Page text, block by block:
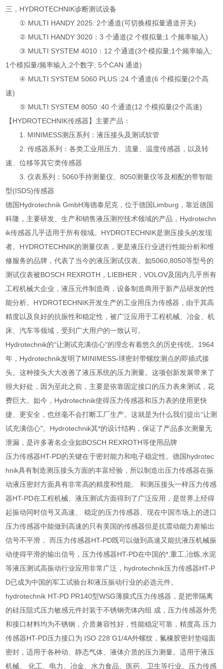
三，HYDROTECHNIK诊断测试设备
① MULTI HANDY 2025: 2个通道(可切换模拟量通道开关)
② MULTI HANDY 3020：3 个通道(2 个模拟量;1 个频率输入)
③ MULTI SYSTEM 4010：12 个通道(3个模拟量;1个频率输入;
1个模拟量/频率输入;2个数字; 5个CAN 通道)
④ MULTI SYSTEM 5060 PLUS :24 个通道(6 个模拟量(2个高
速)
⑤ MULTI SYSTEM 8050 :40 个通道(12 个模拟量(2个高速)
【HYDROTECHNIK传感器】主要产品：
1. MINIMESS测压系列：液压接头及测试软管
2. 传感器系列：各类工业用压力、流量、温度传感器，以及转
速、位移等其它类传感器
3. 仪表系列：5060手持测量仪、8050测量仪等及相配的带智能
型(ISDS)传感器
德国Hydrotechnik GmbH海德泰尼克，位于德国Limburg，靠近德国
科隆，主要研发、生产和销售液压测控技术领域的产品，Hydrotechn
ik传感器几乎适用于所有领域。HYDROTECHNIK是测压接头的发现
者。HYDROTECHNIK的测量仪表，更是液压行业进行性能分析和维
修服务的品牌，代表了当今的液压测试仪表。如5060,8050等型号的
测试仪表被BOSCH REXROTH，LIEBHER，VOLOV及国内几乎所有
工程机械大企业，液压元件制造商，设备制造商用于新产品研发的性
能分析。HYDROTECHNIK开发生产的工业用压力传感器，由于其高
精度以及良好的抗振性和稳定性，被广泛应用于工程机械、冶金、机
床、汽车等领域，受到广大用户的一致认可。
Hydrotechnik的“让测试充满信心"的理念有着悠久的历史传统。1964
年，Hydrotechnik发明了MINIMESS-球密封带螺纹测点的即插式接
头。这种接头大大改善了液压系统的压力测量。这项创新发展带来了
很大好处，因为至此之前，主要是依靠固定接口的压力表来测试，花
费巨大。如今，Hydrotechnik使得压力传感器和压力表的使用更快
捷、更安全，也丝毫不会打断工厂生产。这就是为什么我们提出“让测
试充满信心"。Hydrotechnik其*的设计结构，保证了产品多次测量无
泄漏，是许多著名企业如BOSCH REXROTH等使用品牌
压力传感器HT-PD的关键在于密封能力和电子稳定性。德国hydrotec
hnik具有制造测压接头方面的丰富经验，所以制造出压力传感器在振
动液压密封方面具有非常高的精度和性能。 和测压接头一样压力传感
器HT-PD在工程机械、液压测试方面得到了广泛应用，是世界上经得
起振动同时信号又高速、 稳定的压力传感器。现在中国市场上的进口
压力传感器中能做到高速的只有美国的传感器但是抗震动能力差输出
信号不平滑， 而压力传感器HT-PD既可以做到高速又能抗液压机械振
动使得平滑的输出信号，压力传感器HT-PD在中国的*,重工,冶炼,水泥
等液压测试高振动行业应用非常广泛，hydrotechnik压力传感器HT-P
D已成为中国的军工试验台和液压振动行业的必选元件。
hydrotechnik HT-PD PR140型WSG薄膜式压力传感器，是把带隔离
的硅压阻式压力敏感元件封装于不锈钢壳体内组 成，压力传感器外壳
和接口材料均为不锈钢，介质兼容性好，性能稳定可靠，精度高.压力
传感器HT-PD压力接口为 ISO 228 G1/4A外螺纹，氟橡胶密封垫端面
密封，适用于各种动、静态气体、液体介质的压力测量。适用于液压
机械、 化工、电力、冶金、水力食品、医药、卫生等行业。压力传感